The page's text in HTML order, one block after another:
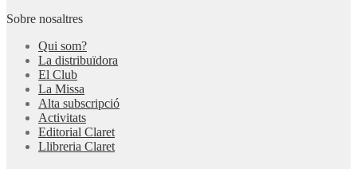
Sobre nosaltres
Qui som?
La distribuïdora
El Club
La Missa
Alta subscripció
Activitats
Editorial Claret
Llibreria Claret